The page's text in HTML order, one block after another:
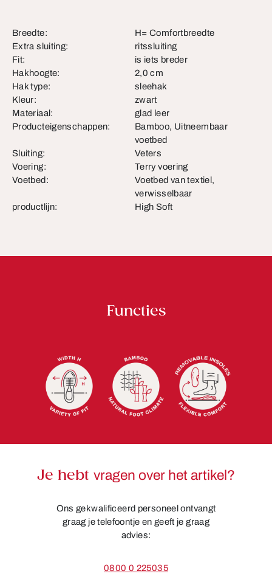
Breedte:
H= Comfortbreedte
Extra sluiting:
ritssluiting
Fit:
is iets breder
Hakhoogte:
2,0 cm
Hak type:
sleehak
Kleur:
zwart
Materiaal:
glad leer
Producteigenschappen:
Bamboo, Uitneembaar
voetbed
Sluiting:
Veters
Voering:
Terry voering
Voetbed:
Voetbed van textiel,
verwisselbaar
productlijn:
High Soft
Functies
Je hebt vragen over het artikel?
Ons gekwalificeerd personeel ontvangt
graag je telefoontje en geeft je graag
advies:
0800 0 225035